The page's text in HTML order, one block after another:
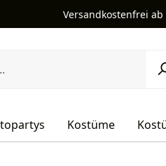
Versandkostenfrei ab
Kostüme